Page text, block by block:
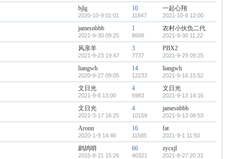
bjlg
2020-10-9 01:01
10
11847
一起心翔
2021-10-8 12:00
jamesnbbb
2021-9-30 09:25
1
8668
农村小伙负二代
2021-9-30 11:22
风亲羊
2021-9-23 19:47
3
7737
PBX2
2021-9-29 09:25
liangwh
2020-9-27 09:05
14
12233
liangwh
2021-9-16 15:52
文日光
2021-9-8 13:00
4
6983
文日光
2021-9-13 14:16
文日光
2021-3-17 16:25
4
10159
jamesnbbb
2021-9-13 08:53
Aronn
2020-1-9 14:46
16
11585
fat
2021-9-1 11:50
鹧鸪哨
2015-8-21 15:26
66
40321
zycxjl
2021-8-27 20:31